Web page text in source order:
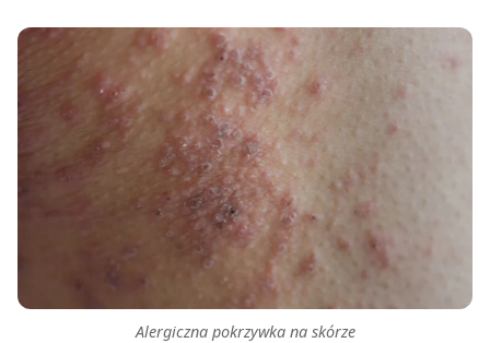
Alergiczna pokrzywka na skórze